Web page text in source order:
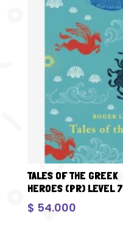
TALES OF THE GREEK
HEROES (PR) LEVEL 7
$ 54.000